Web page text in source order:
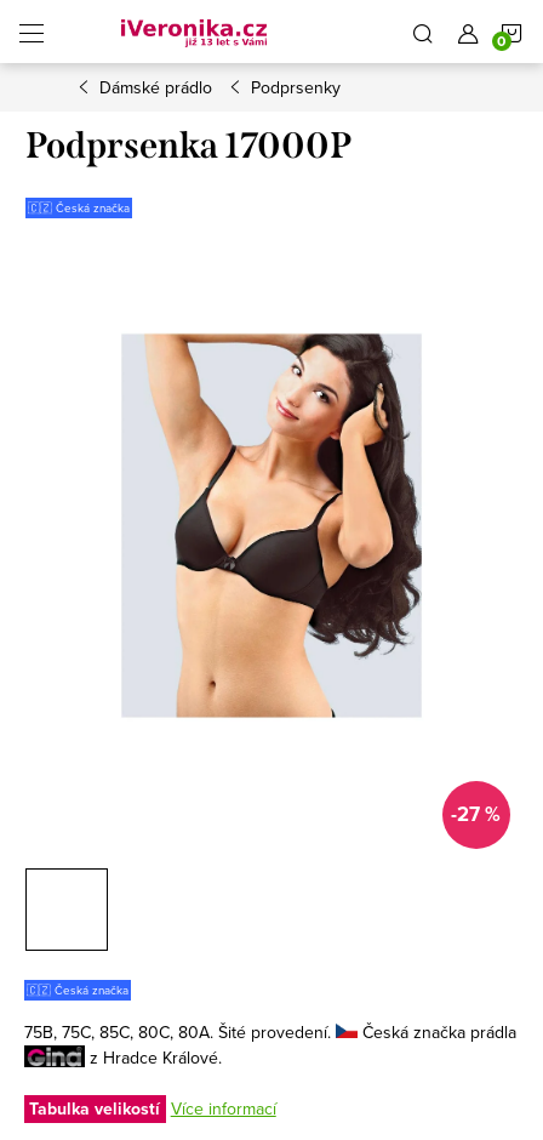
obsah
Dámské prádlo Podprsenky
Podprsenka 17000P
🇨🇿 Česká značka
-27 %
🇨🇿 Česká značka
75B, 75C, 85C, 80C, 80A. Šité provedení.
Česká značka prádla
z Hradce Králové.
Tabulka velikostí Více informací